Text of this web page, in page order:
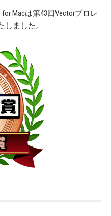
Macは第43回Vectorプロレ
ました。